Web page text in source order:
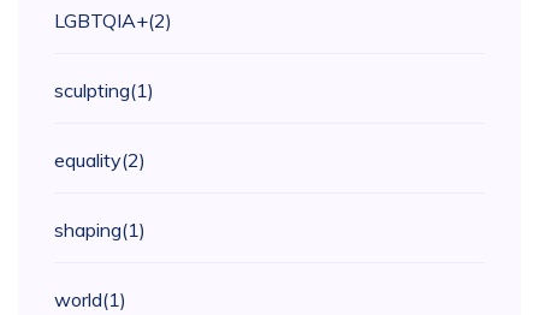
LGBTQIA+(2)
sculpting(1)
equality(2)
shaping(1)
world(1)